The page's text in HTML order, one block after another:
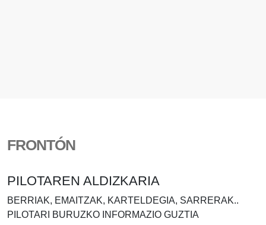
FRONTÓN
PILOTAREN ALDIZKARIA
BERRIAK, EMAITZAK, KARTELDEGIA, SARRERAK..
PILOTARI BURUZKO INFORMAZIO GUZTIA